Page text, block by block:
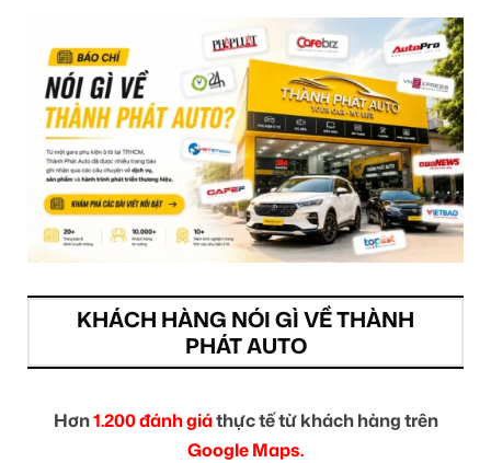
KHÁCH HÀNG NÓI GÌ VỀ THÀNH
PHÁT AUTO
Hơn1.200 đánh giáthực tế từ khách hàng trên
Google Maps.